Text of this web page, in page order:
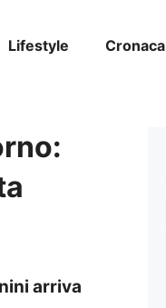
Lifestyle Cronaca
arriva